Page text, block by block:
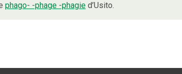
phago- -phage -phagie d’Usito.